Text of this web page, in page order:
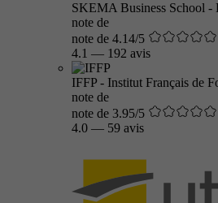
SKEMA Business School -
note de
note de 4.14/5
4.1 — 192 avis
IFFP - Institut Français de
note de
note de 3.95/5
4.0 — 59 avis